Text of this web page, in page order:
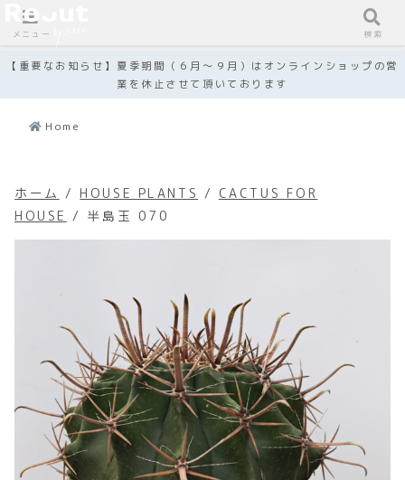
【重要なお知らせ】夏季期間（６月～９月）はオンラインショップの営
業を休止させて頂いております
Home
ホーム /HOUSE PLANTS / CACTUS FOR
HOUSE / 半島玉 070
メニュー 検索